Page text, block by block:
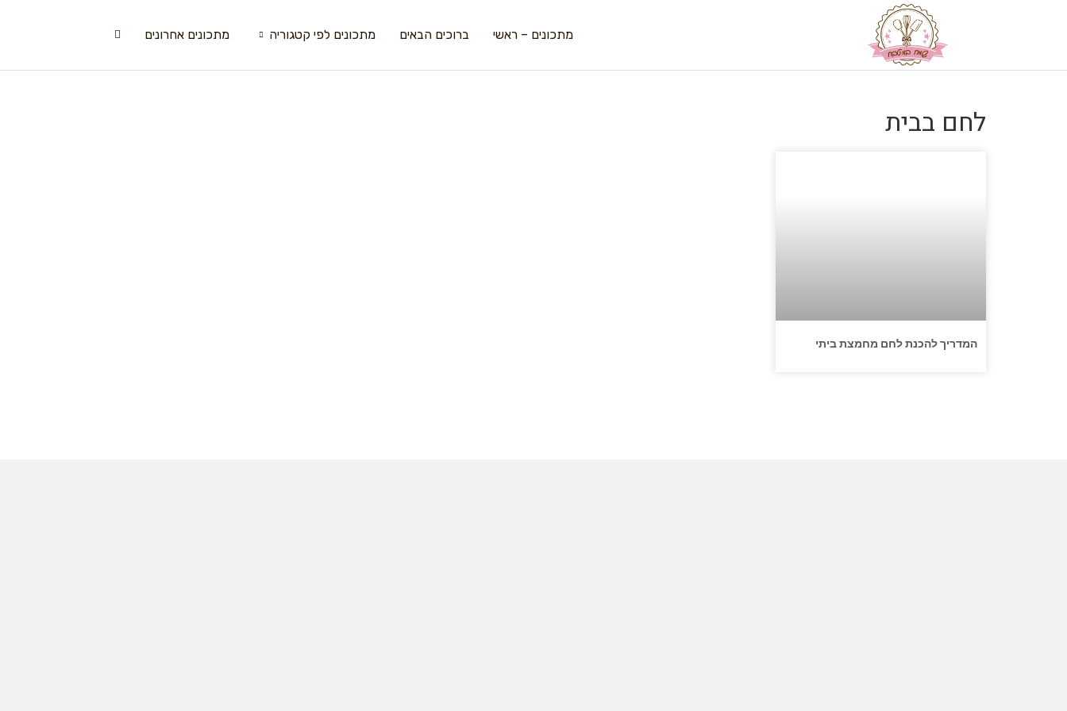
מתכונים – ראשי ברוכים הבאים מתכונים לפי קטגוריה מתכונים אחרונים
לחם בבית
המדריך להכנת לחם מחמצת ביתי